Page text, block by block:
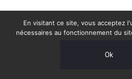
En visitant ce site, vous acceptez
nécessaires au fonctionnement du
Ok